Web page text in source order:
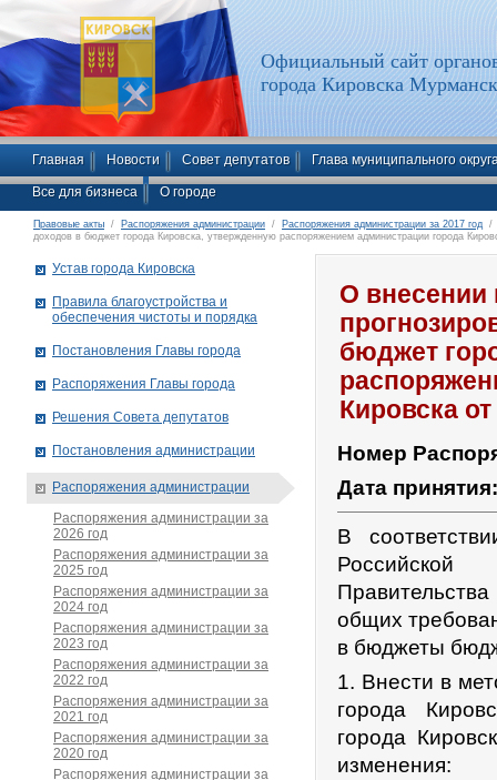
Официальный сайт
города Кировска
Главная Новости Совет депутатов Глава муниципального
Все для бизнеса О городе
Правовые акты / Распоряжения администрации / Распоряжения администрации за 2017 год /
доходов в бюджет города Кировска, утвержденную распоряжением администрации города
О внесении
бюджет
Кировска
Номер
Дата
В
Российской
общих
в бюджеты
1. Внести в
города
города
изменения:
Устав города Кировска
Правила благоустройства и
обеспечения чистоты и порядка
Постановления Главы города
Распоряжения Главы города
Решения Совета депутатов
Постановления администрации
Распоряжения администрации
Распоряжения администрации за
2026 год
Распоряжения администрации за
2025 год
Распоряжения администрации за
2024 год
Распоряжения администрации за
2023 год
Распоряжения администрации за
2022 год
Распоряжения администрации за
2021 год
Распоряжения администрации за
2020 год
Распоряжения администрации за